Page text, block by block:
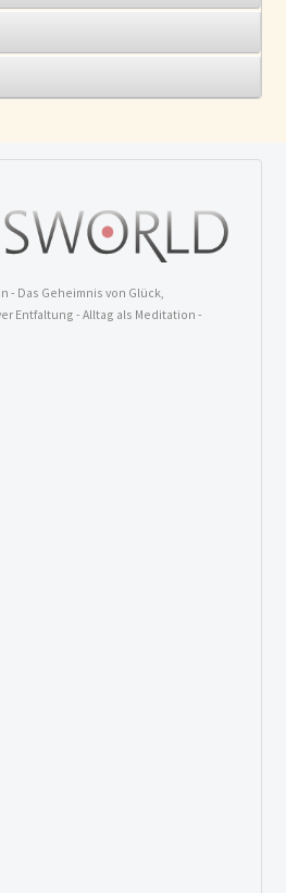
- Das Geheimnis von Glück,
Entfaltung - Alltag als Meditation -